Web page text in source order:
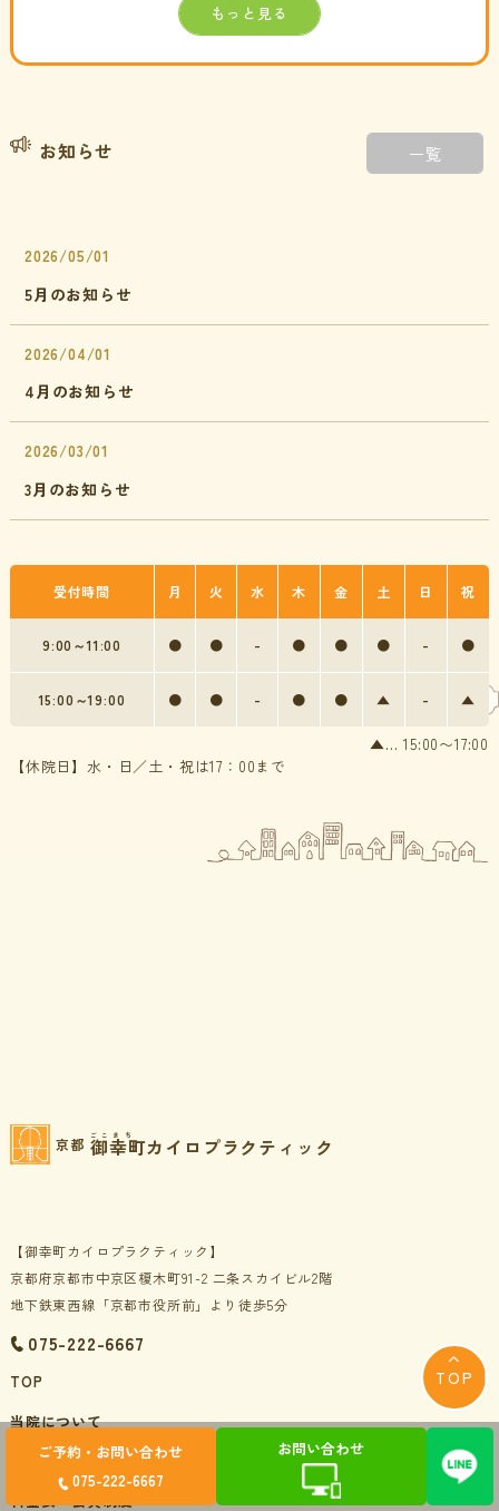
ご予約・お問い合わせ
075-222-6667
お問い合わせ
もっと見る
お知らせ 一覧
2026/05/01
5月のお知らせ
2026/04/01
4月のお知らせ
2026/03/01
3月のお知らせ
受付時間 月 火 水 木 金 土 日 祝
9:00～11:00 ● ● - ● ● ● - ●
15:00～19:00 ● ● - ● ● ▲ - ▲
▲… 15:00〜17:00
【休院日】水・日／土・祝は17：00まで
京都 ごこまち
御幸町カイロプラクティック
【御幸町カイロプラクティック】
京都府京都市中京区榎木町91-2 二条スカイビル2階
地下鉄東西線「京都市役所前」より徒歩5分
075-222-6667
TOP
当院について
初めての方へ
料金表・会員制度
TOP